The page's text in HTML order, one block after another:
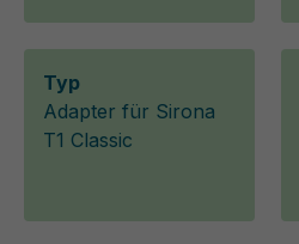
Typ
Adapter für Sirona
T1 Classic